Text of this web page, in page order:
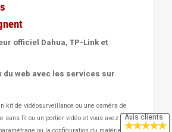
officiel Dahua, TP-Link et
du web avec les services sur
kit de vidéosurveillance ou une caméra de
sans fil ou un portier vidéo et vous avez besoinAvis clients
★★★★★